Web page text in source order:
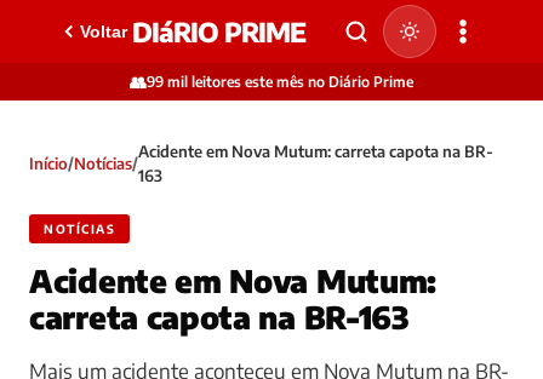
Voltar DIáRIO PRIME
👥99 mil leitores este mês no Diário Prime
Início/Notícias/
Acidente em Nova Mutum: carreta capota na BR-
163
NOTÍCIAS
Acidente em Nova Mutum:
carreta capota na BR-163
Mais um acidente aconteceu em Nova Mutum na BR-